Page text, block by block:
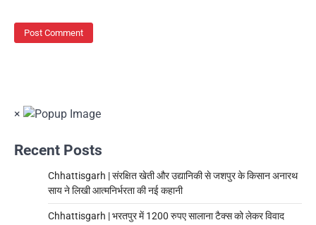
×
Recent Posts
Chhattisgarh | संरक्षित खेती और उद्यानिकी से जशपुर के किसान अनारथ
साय ने लिखी आत्मनिर्भरता की नई कहानी
Chhattisgarh | भरतपुर में 1200 रुपए सालाना टैक्स को लेकर विवाद